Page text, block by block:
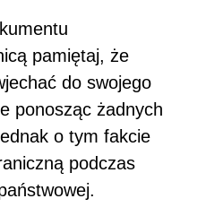
pamiętaj, że
do swojego
ponosząc żadnych
o tym fakcie
podczas